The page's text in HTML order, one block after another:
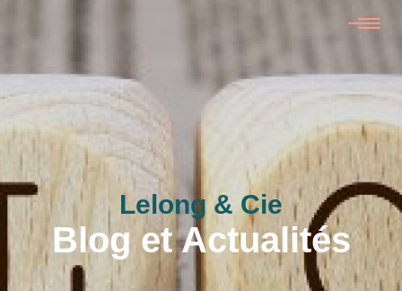
Lelong & Cie
Blog et Actualités